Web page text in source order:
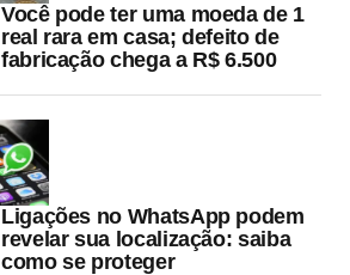
Você pode ter uma moeda de 1
real rara em casa; defeito de
fabricação chega a R$ 6.500
Ligações no WhatsApp podem
revelar sua localização: saiba
como se proteger